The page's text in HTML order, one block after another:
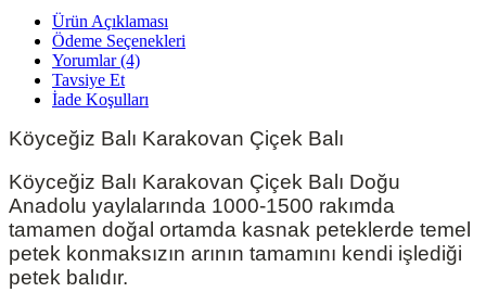
Ürün Açıklaması
Ödeme Seçenekleri
Yorumlar (4)
Tavsiye Et
İade Koşulları
Köyceğiz Balı Karakovan Çiçek Balı
Köyceğiz Balı Karakovan Çiçek Balı Doğu
Anadolu yaylalarında 1000-1500 rakımda
tamamen doğal ortamda kasnak peteklerde temel
petek konmaksızın arının tamamını kendi işlediği
petek balıdır.